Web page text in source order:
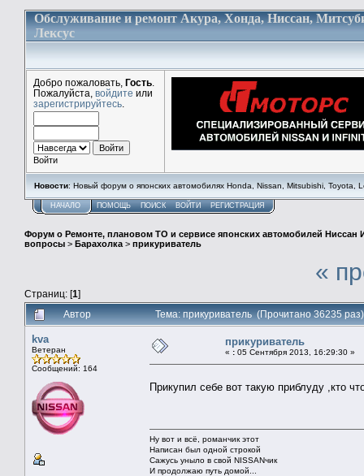
Обслуживание и ремонт Акура, Хонда, Ниссан,
Лексус
Добро пожаловать, Гость
Пожалуйста, войдите или
зарегистрируйтесь
Войти
Новости: Новый форум о японских автомобилях Honda, Nissan, Mitsubishi, Toyota,
НАЧАЛО ПОМОЩЬ ПОИСК ВОЙТИ РЕГИСТРАЦИЯ
Форум о Ремонте, плановом ТО и сервисе японских автомобилей
вопросы > Барахолка > прикуриватель
Страниц: [1]
«
Автор Тема: прикуриватель (Прочитано 36235 раз)
kva
Ветеран
Сообщений: 164
прикуриватель
« : 05 Сентября 2013, 16:29:30 »
Прикупил себе вот такую приблуду ,кто
Ну вот и всё, романчик этот
Написан был одной строкой
Сажусь уныло в свой NISSANчик
И продолжаю путь домой...